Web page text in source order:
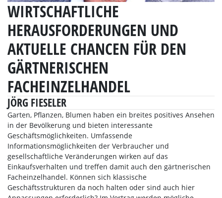
WIRTSCHAFTLICHE
HERAUSFORDERUNGEN UND
AKTUELLE CHANCEN FÜR DEN
GÄRTNERISCHEN
FACHEINZELHANDEL
JÖRG FIESELER
Garten, Pflanzen, Blumen haben ein breites positives Ansehen
in der Bevölkerung und bieten interessante
Geschäftsmöglichkeiten. Umfassende
Informationsmöglichkeiten der Verbraucher und
gesellschaftliche Veränderungen wirken auf das
Einkaufsverhalten und treffen damit auch den gärtnerischen
Facheinzelhandel. Können sich klassische
Geschäftsstrukturen da noch halten oder sind auch hier